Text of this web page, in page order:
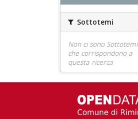
Sottotemi
Non ci sono Sottotemi
che corrispondono a
questa ricerca